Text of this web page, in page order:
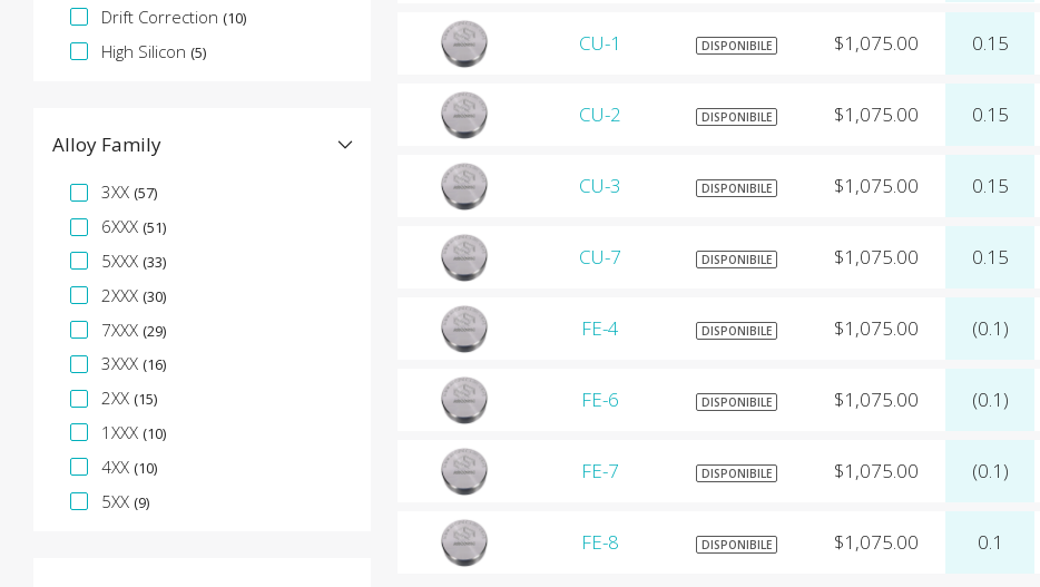
Drift Correction (10)
High Silicon (5)
Alloy Family
Facet specifica
3XX (57)
6XXX (51)
5XXX (33)
2XXX (30)
7XXX (29)
3XXX (16)
2XX (15)
1XXX (10)
4XX (10)
5XX (9)
CU-1 DISPONIBILE $1,075.00 0.15
CU-2 DISPONIBILE $1,075.00 0.15
CU-3 DISPONIBILE $1,075.00 0.15
CU-7 DISPONIBILE $1,075.00 0.15
FE-4 DISPONIBILE $1,075.00 (0.1)
FE-6 DISPONIBILE $1,075.00 (0.1)
FE-7 DISPONIBILE $1,075.00 (0.1)
FE-8 DISPONIBILE $1,075.00 0.1